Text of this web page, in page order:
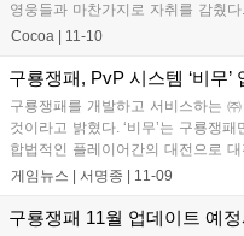
영웅들과 마찬가지로 자취를 감췄
최고의 검객이라는 천하제일검 ...
Cocoa 11-10
구룡쟁패, PvP 시스템 ‘비무’
구룡쟁패를 개발하고 서비스하는
것이라고 밝혔다. ‘비무’는 구룡쟁
합법적인 플레이어간의 대전으로
무장으로 입장 할 수 있다....
게임뉴스 | 서명종 11-09
구룡쟁패 11월 업데이트 예